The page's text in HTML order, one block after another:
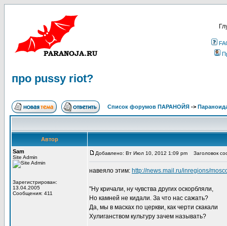
про pussy riot?
Список форумов ПАРАНОЙЯ ->
Автор
Sam
Site Admin
Зарегистрирован:
13.04.2005
Сообщения: 411
Добавлено: Вт Июл 10, 2012 1:09 pm Заголовок
навеяло этим: http://news.mail.ru/inregions/
"Ну кричали, ну чувства других оскорбляли,
Но камней не кидали. За что нас сажать?
Да, мы в масках по церкви, как черти скакали
Хулиганством культуру зачем называть?